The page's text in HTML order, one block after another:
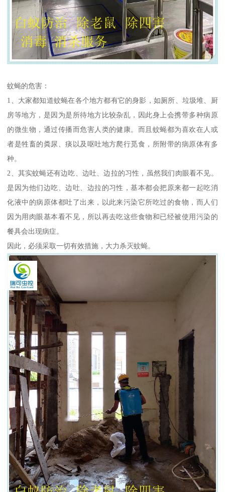
蚊蝇的危害：
1、大家都知道蚊蝇在各个地方都有它的身影，如厕所、垃圾堆、厨
房等地方，是因为是所待地方比较杂乱，因此身上会携带多种病原
的微生物，通过传播而危害人类的健康。而且蚊蝇都为喜欢在人或
者是牲畜的粪尿、痰以及呕吐地方爬行觅食，所附带的病原体有多
种。
2、其实蚊蝇还有边吃、边吐、边拉的习性，虽然我们肉眼看不见。
是因为他们边吃、边吐、边拉的习性，基本都会把原来都一起吃消
化液中的病原体都吐了出来，以此来污染它所吃过的食物，而人们
因为用肉眼基本看不见，所以再去吃这些食物和已经被使用污染的
餐具会出现病症。
因此，必须采取一切有效措施，大力杀灭蚊蝇。